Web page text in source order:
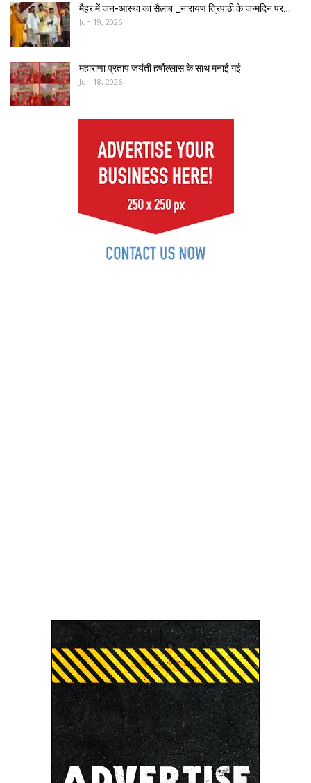
मैहर में जन-आस्था का सैलाब _नारायण त्रिपाठी के जन्मदिन पर…
Jun 19, 2026
महाराणा प्रताप जयंती हर्षोल्लास के साथ मनाई गई
Jun 18, 2026